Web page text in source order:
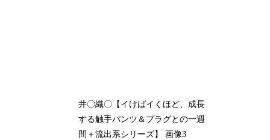
井〇織〇【イけばイくほど、成長
する触手パンツ＆プラグとの一週
間＋流出系シリーズ】 画像3